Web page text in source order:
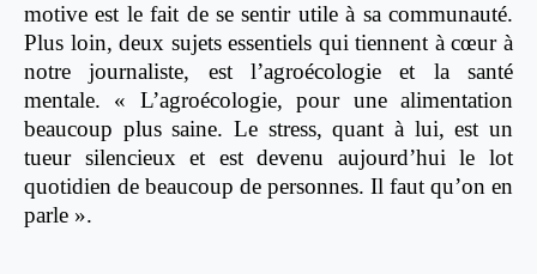
motive est le fait de se sentir utile à sa communauté.
Plus loin, deux sujets essentiels qui tiennent à cœur à
notre journaliste, est l’agroécologie et la santé
mentale. « L’agroécologie, pour une alimentation
beaucoup plus saine. Le stress, quant à lui, est un
tueur silencieux et est devenu aujourd’hui le lot
quotidien de beaucoup de personnes. Il faut qu’on en
parle ».